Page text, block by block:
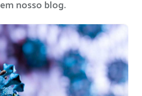
em nosso blog.